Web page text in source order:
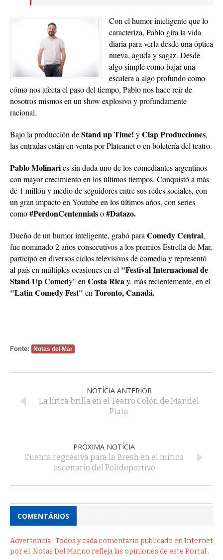
Con el humor inteligente que lo
caracteriza, Pablo gira la vida
diaria para verla desde una óptica
nueva, aguda y sagaz. Desde
algo simple como bajar una
escalera a algo profundo como
cómo nos afecta el paso del tiempo, Pablo nos hace reír de
nosotros mismos en un show explosivo y profundamente
racional.
Bajo la producción deStand up Time! yClap Producciones,
las entradas están en venta por Plateanet o en boletería del teatro.
Pablo Molinaries sin duda uno de los comediantes argentinos
con mayor crecimiento en los últimos tiempos. Conquistó a más
de 1 millón y medio de seguidores entre sus redes sociales, con
un gran impacto en Youtube en los últimos años, con series
como#PerdonCentennialso#Datazo.
Dueño de un humor inteligente, grabó para Comedy Central,
fue nominado 2 años consecutivos a los premios Estrella de Mar,
participó en diversos ciclos televisivos de comedia y representó
al país en múltiples ocasiones en el "Festival Internacional de
Stand Up Comedy" en Costa Ricay, más recientemente, en el
"Latin Comedy Fest" en Toronto, Canadá.
Fonte: Notas del Mar
NOTÍCIA ANTERIOR
La lírica brilla en el Teatro Colón de Mar del
Plata
PRÓXIMA NOTÍCIA
Cuenta regresiva para la Bresh en el mítico
escenario del Polideportivo
COMENTÁRIOS
Advertencia : Todos y cada comentario publicado en Internet
por el .Notas Del Mar,no refleja las opiniones de este Portal .